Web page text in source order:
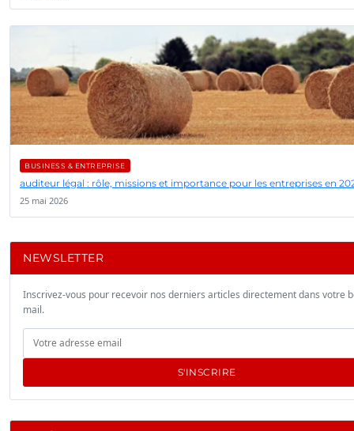
BUSINESS & ENTREPRISE
auditeur légal : rôle, missions et importance pour les entreprises en
25 mai 2026
NEWSLETTER
Inscrivez-vous pour recevoir nos derniers articles directement dans votre
mail.
S'INSCRIRE